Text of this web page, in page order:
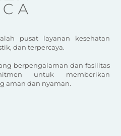
pusat layanan kesehatan
dan terpercaya.
berpengalaman dan fasilitas
untuk memberikan
aman dan nyaman.